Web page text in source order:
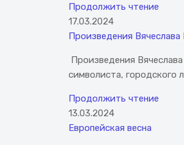
Продолжить чтение
17.03.2024
Произведения
Произведения
символиста, городского
Продолжить чтение
13.03.2024
Европейская весна